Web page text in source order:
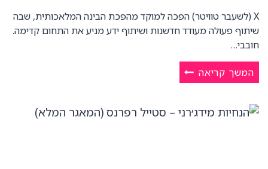
X (לשעבר טוויטר) הפכה למוקד מהפכת הבינה המלאכותית, שבה
שיתוף פעולה מעודד חדשנות ושיתוף ידע מניע את התחום קדימה.
חובבי…
המשך קריאה5
קודי
מידג׳רני